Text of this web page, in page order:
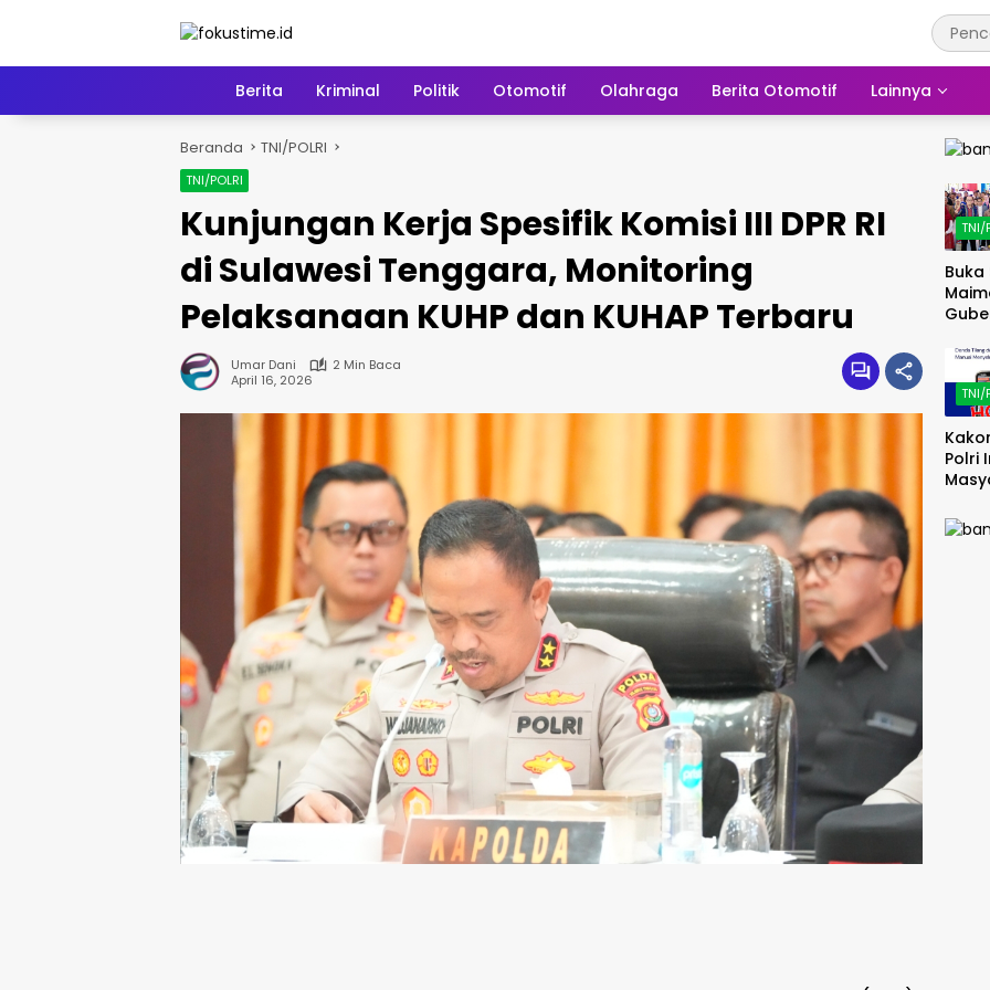
HomeBerita Kriminal Politik Otomotif Olahraga Berita Otomotif Lainnya
Beranda TNI/POLRI
TNI/POLRI
Kunjungan Kerja Spesifik Komisi III DPR RI
di Sulawesi Tenggara, Monitoring
Pelaksanaan KUHP dan KUHAP Terbaru
Umar Dani
2 Min Baca
April 16, 2026
TNI/
Buka
TNI/
Polri